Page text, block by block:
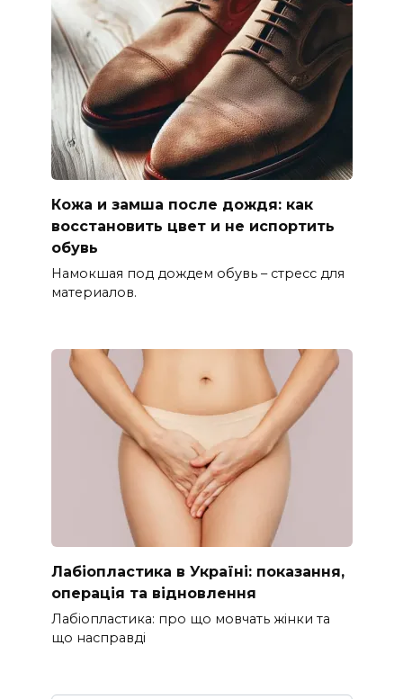
Кожа и замша после дождя: как
восстановить цвет и не испортить
обувь
Намокшая под дождем обувь – стресс для
материалов.
Лабіопластика в Україні: показання,
операція та відновлення
Лабіопластика: про що мовчать жінки та
що насправді